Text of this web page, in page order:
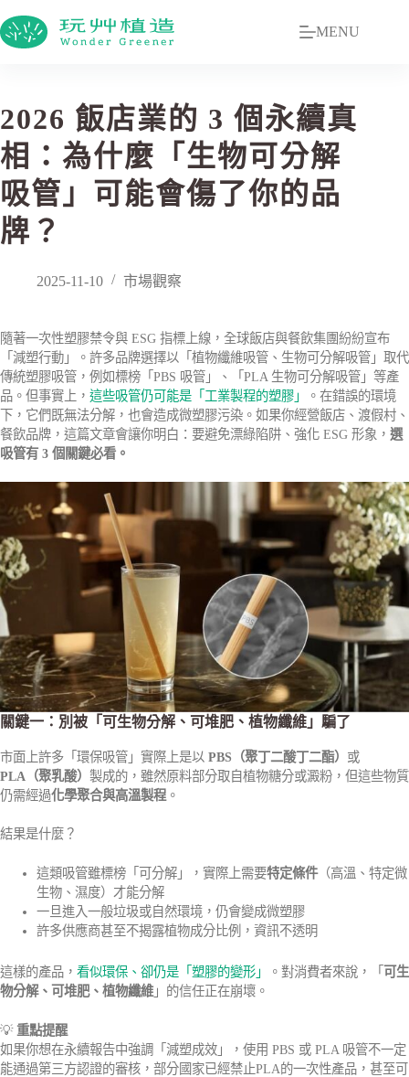
MENU
2026 飯店業的 3 個永續真
相：為什麼「生物可分解
吸管」可能會傷了你的品
牌？
2025-11-10 市場觀察
隨著一次性塑膠禁令與 ESG 指標上線，全球飯店與餐飲集團紛紛宣布
「減塑行動」。許多品牌選擇以「植物纖維吸管、生物可分解吸管」取代
傳統塑膠吸管，例如標榜「PBS 吸管」、「PLA 生物可分解吸管」等產
品。但事實上， 這些吸管仍可能是「工業製程的塑膠」
。在錯誤的環境
下，它們既無法分解，也會造成微塑膠污染。如果你經營飯店、渡假村、
餐飲品牌，這篇文章會讓你明白：要避免漂綠陷阱、強化 ESG 形象， 選
吸管有 3 個關鍵必看。
關鍵一：別被「可生物分解、可堆肥、植物纖維」騙了
市面上許多「環保吸管」實際上是以 PBS（聚丁二酸丁二酯） 或
PLA（聚乳酸） 製成的，雖然原料部分取自植物糖分或澱粉，但這些物質
仍需經過化學聚合與高溫製程 。
結果是什麼？
這類吸管雖標榜「可分解」，實際上需要特定條件（高溫、特定微
生物、濕度）才能分解
一旦進入一般垃圾或自然環境，仍會變成微塑膠
許多供應商甚至不揭露植物成分比例，資訊不透明
這樣的產品， 看似環保、卻仍是「塑膠的變形」 。對消費者來說，「 可生
物分解、可堆肥、植物纖維 」的信任正在崩壞。
💡 重點提醒
如果你想在永續報告中強調「減塑成效」，使用 PBS 或 PLA 吸管不一定
能通過第三方認證的審核，部分國家已經禁止PLA的一次性產品，甚至可